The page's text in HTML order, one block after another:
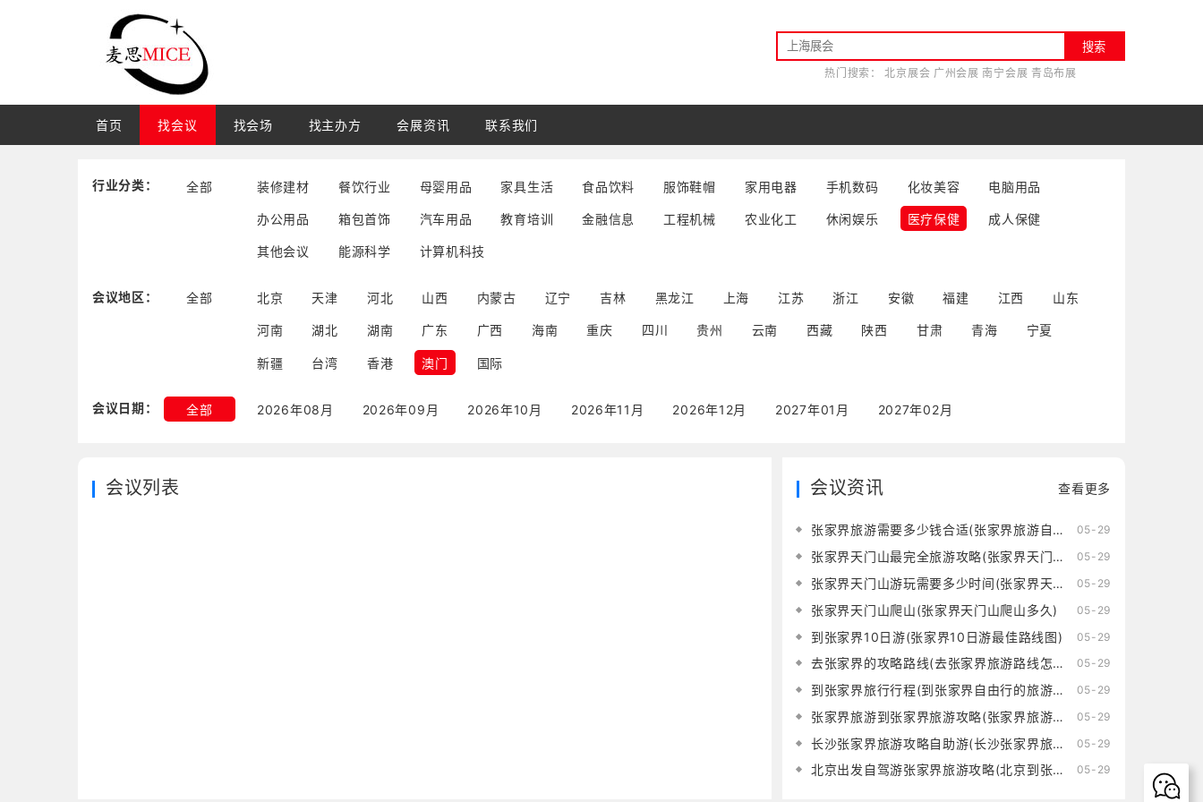
搜索
热门搜索：
北京展会 广州会展 南宁会展 青岛布展
首页 找会议 找会场 找主办方 会展资讯 联系我们
行业分类： 全部 装修建材 餐饮行业 母婴用品 家具生活 食品饮料 服饰鞋帽 家用电器 手机数码 化妆美容 电脑用品
办公用品 箱包首饰 汽车用品 教育培训 金融信息 工程机械 农业化工 休闲娱乐 医疗保健 成人保健
其他会议 能源科学 计算机科技
会议地区： 全部 北京 天津 河北 山西 内蒙古 辽宁 吉林 黑龙江 上海 江苏 浙江 安徽 福建 江西 山东
河南 湖北 湖南 广东 广西 海南 重庆 四川 贵州 云南 西藏 陕西 甘肃 青海 宁夏
新疆 台湾 香港 澳门 国际
会议日期： 全部 2026年08月 2026年09月 2026年10月 2026年11月 2026年12月 2027年01月 2027年02月
会议列表 会议资讯 查看更多
张家界旅游需要多少钱合适(张家界旅游自由行需要多少钱) 05-29
张家界天门山最完全旅游攻略(张家界天门山旅游攻略自由行三天) 05-29
张家界天门山游玩需要多少时间(张家界天门山游玩需要多少时间的核酸) 05-29
张家界天门山爬山(张家界天门山爬山多久) 05-29
到张家界10日游(张家界10日游最佳路线图) 05-29
去张家界的攻略路线(去张家界旅游路线怎么走) 05-29
到张家界旅行行程(到张家界自由行的旅游攻略) 05-29
张家界旅游到张家界旅游攻略(张家界旅游到张家界旅游攻略一日游) 05-29
长沙张家界旅游攻略自助游(长沙张家界旅游攻略景点必去) 05-29
北京出发自驾游张家界旅游攻略(北京到张家界自驾游中间住在哪里好) 05-29